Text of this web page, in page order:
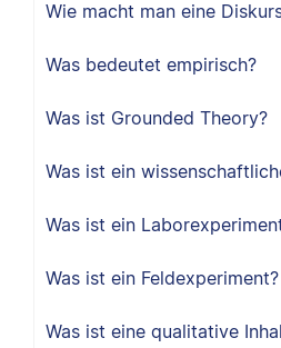
Wie macht man eine
Was bedeutet empirisch?
Was ist Grounded Theory?
Was ist ein
Was ist ein
Was ist ein Feldexperiment?
Was ist eine qualitative